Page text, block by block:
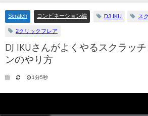
Scratch コンビネーション編 DJ IKU ス
2クリックフレア
DJ IKUさんがよくやるスクラッ
ンのやり方
1分5秒